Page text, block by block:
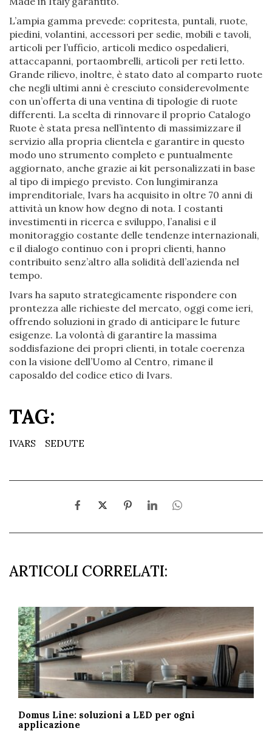
L’ampia gamma prevede: copritesta, puntali, ruote,
piedini, volantini, accessori per sedie, mobili e tavoli,
articoli per l’ufficio, articoli medico ospedalieri,
attaccapanni, portaombrelli, articoli per reti letto.
Grande rilievo, inoltre, è stato dato al comparto ruote
che negli ultimi anni è cresciuto considerevolmente
con un’offerta di una ventina di tipologie di ruote
differenti. La scelta di rinnovare il proprio Catalogo
Ruote è stata presa nell’intento di massimizzare il
servizio alla propria clientela e garantire in questo
modo uno strumento completo e puntualmente
aggiornato, anche grazie ai kit personalizzati in base
al tipo di impiego previsto. Con lungimiranza
imprenditoriale, Ivars ha acquisito in oltre 70 anni di
attività un know how degno di nota. I costanti
investimenti in ricerca e sviluppo, l’analisi e il
monitoraggio costante delle tendenze internazionali,
e il dialogo continuo con i propri clienti, hanno
contribuito senz’altro alla solidità dell’azienda nel
tempo.
Ivars ha saputo strategicamente rispondere con
prontezza alle richieste del mercato, oggi come ieri,
offrendo soluzioni in grado di anticipare le future
esigenze. La volontà di garantire la massima
soddisfazione dei propri clienti, in totale coerenza
con la visione dell’Uomo al Centro, rimane il
caposaldo del codice etico di Ivars.
TAG:
IVARS SEDUTE
ARTICOLI CORRELATI:
Domus Line: soluzioni a LED per ogni
applicazione